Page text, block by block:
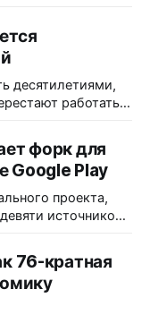
десятилетиями,
работать
в
пользователи
форк для
Google Play
проекта,
источников,
или Shizuku, но
APK и зависит
76-кратная